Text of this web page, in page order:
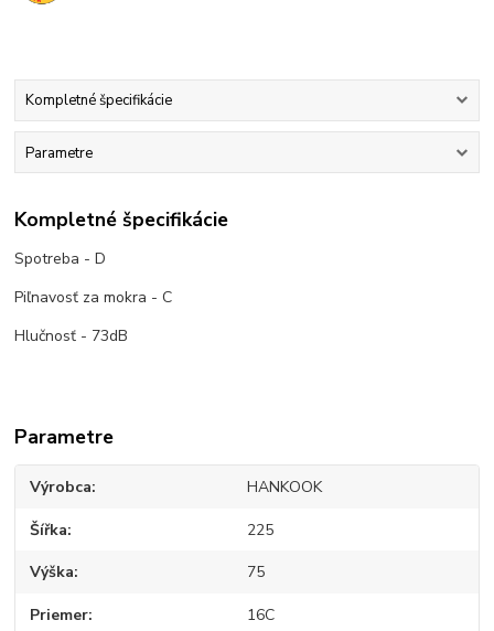
Kompletné špecifikácie
Parametre
Kompletné špecifikácie
Spotreba - D
Piľnavosť za mokra - C
Hlučnosť - 73dB
Parametre
Výrobca HANKOOK
Šířka 225
Výška 75
Priemer 16C